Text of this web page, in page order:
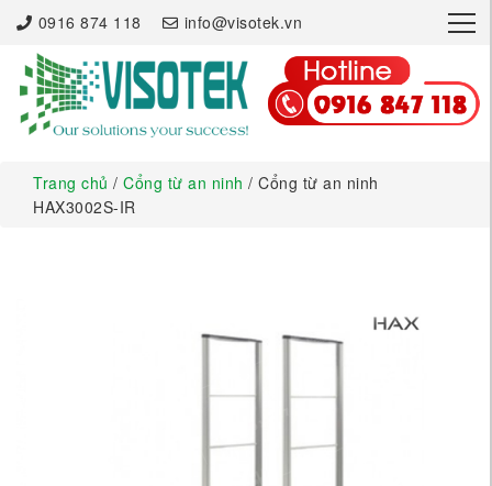
0916 874 118 info@visotek.vn ×
Trang chủ / Cổng từ an ninh / Cổng từ an ninh
HAX3002S-IR